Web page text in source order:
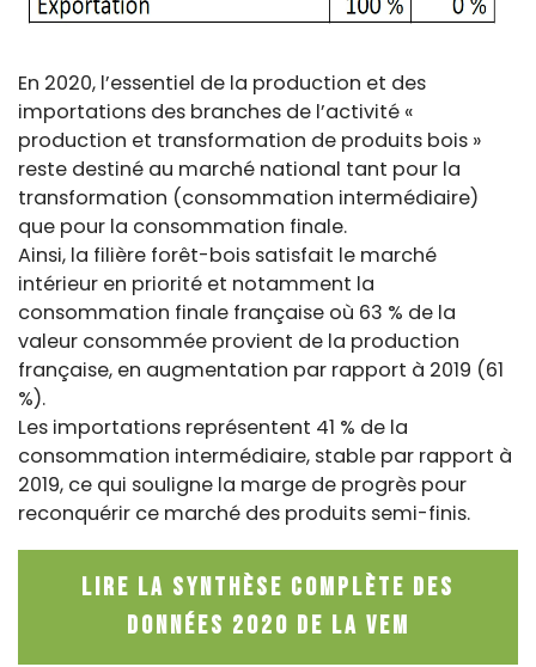
En 2020, l’essentiel de la production et des
importations des branches de l’activité «
production et transformation de produits bois »
reste destiné au marché national tant pour la
transformation (consommation intermédiaire)
que pour la consommation finale.
Ainsi, la filière forêt-bois satisfait le marché
intérieur en priorité et notamment la
consommation finale française où 63 % de la
valeur consommée provient de la production
française, en augmentation par rapport à 2019 (61
%).
Les importations représentent 41 % de la
consommation intermédiaire, stable par rapport à
2019, ce qui souligne la marge de progrès pour
reconquérir ce marché des produits semi-finis.
Lire la synthèse complète des
données 2020 de la VEM